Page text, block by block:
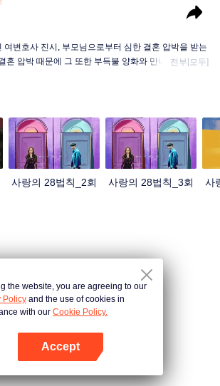
여변호사 진시, 부모님으로부터 심한 결혼 압박을 받는
혼 압박 때문에 그 또한 부득불 양화와 만나게 된다. 그
진시의 전남친 또한 이때에 로펌에 입사한다. 위기가
화는 차츰 정이 들게 되며 의외로 진정한 사랑을 얻
다운 행복한 삶을 위해 달려간다.
전부[모두]
사랑의 28법칙_2회 사랑의 28법칙_3회 사
the website, you are agreeing to our
Policy and the use of cookies in
with our Cookie Policy.
Accept